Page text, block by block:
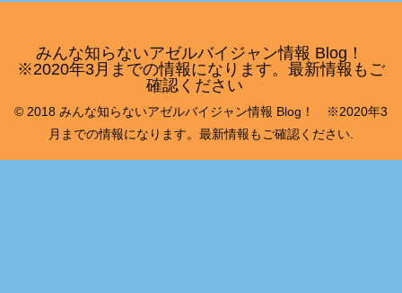
みんな知らないアゼルバイジャン情報 Blog！
※2020年3月までの情報になります。最新情報もご
確認ください
© 2018 みんな知らないアゼルバイジャン情報 Blog！ ※2020年3
月までの情報になります。最新情報もご確認ください.